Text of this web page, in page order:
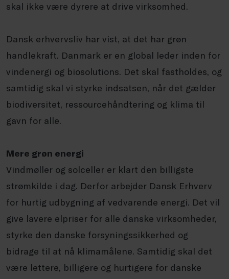
skal ikke være dyrere at drive virksomhed.
Dansk erhvervsliv har vist, at det har grøn
handlekraft. Danmark er en global leder inden for
vindenergi og biosolutions. Det skal fastholdes, og
samtidig skal vi styrke indsatsen, når det gælder
biodiversitet, ressourcehåndtering og klima til
gavn for alle.
Mere grøn energi
Vindmøller og solceller er klart den billigste
strømkilde i dag. Derfor arbejder Dansk Erhverv
for hurtig udbygning af vedvarende energi. Det vil
give lavere elpriser for alle danske virksomheder,
styrke den danske forsyningssikkerhed og
bidrage til at nå klimamålene. Samtidig skal det
være lettere, billigere og hurtigere for danske